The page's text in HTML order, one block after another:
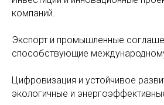
компаний.
Экспорт и промышленные
способствующие
Цифровизация и устойчивое
экологичные и